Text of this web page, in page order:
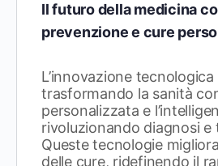
Il futuro della medicina
prevenzione e cure
L’innovazione tecnologica
trasformando la sanità
personalizzata e
rivoluzionando diagnosi
Queste tecnologie
delle cure, ridefinendo il